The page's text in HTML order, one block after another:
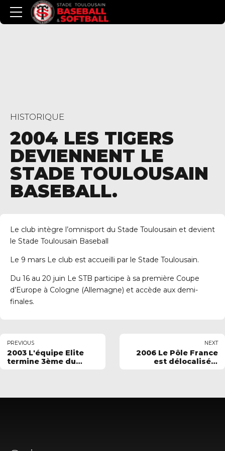
HISTORIQUE
2004 LES TIGERS
DEVIENNENT LE
STADE TOULOUSAIN
BASEBALL.
Le club intègre l’omnisport du Stade Toulousain et devient
le Stade Toulousain Baseball
Le 9 mars Le club est accueilli par le Stade Toulousain.
Du 16 au 20 juin Le STB participe à sa première Coupe
d’Europe à Cologne (Allemagne) et accède aux demi-
finales.
PREVIOUS
2003 L'équipe Elite
termine 3ème du
NEXT
2006 Le Pôle France
est délocalisé à